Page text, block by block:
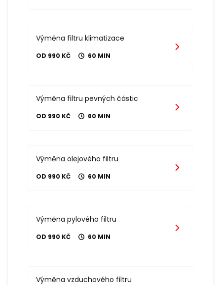
Výměna filtru klimatizace
OD 990 KČ 60 MIN
Výměna filtru pevných částic
OD 990 KČ 60 MIN
Výměna olejového filtru
OD 990 KČ 60 MIN
Výměna pylového filtru
OD 990 KČ 60 MIN
Výměna vzduchového filtru